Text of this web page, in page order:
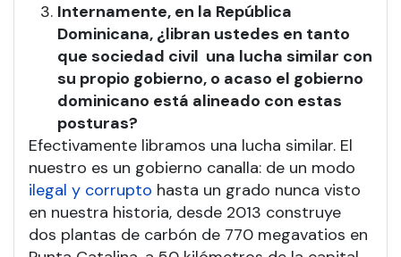
Internamente, en la República
Dominicana, ¿libran ustedes en tanto
que sociedad civil una lucha similar con
su propio gobierno, o acaso el gobierno
dominicano está alineado con estas
posturas?
Efectivamente libramos una lucha similar. El
nuestro es un gobierno canalla: de un modo
ilegal y corrupto hasta un grado nunca visto
en nuestra historia, desde 2013 construye
dos plantas de carbón de 770 megavatios en